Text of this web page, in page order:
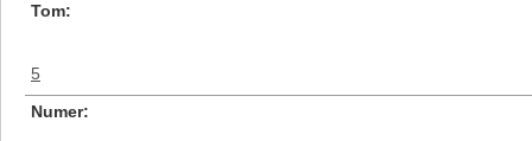
Tom
5
Numer